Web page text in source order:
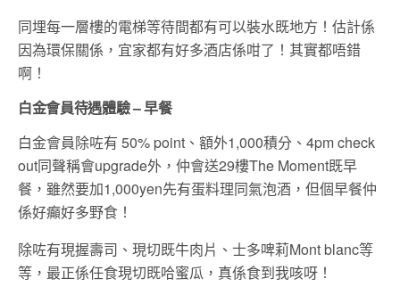
同埋每一層樓的電梯等待間都有可以裝水既地方！估計係
因為環保關係，宜家都有好多酒店係咁了！其實都唔錯
啊！
白金會員待遇體驗 – 早餐
白金會員除咗有 50% point、額外1,000積分、4pm check
out同聲稱會upgrade外，仲會送29樓The Moment既早
餐，雖然要加1,000yen先有蛋料理同氣泡酒，但個早餐仲
係好癲好多野食！
除咗有現握壽司、現切既牛肉片、士多啤莉Mont blanc等
等，最正係任食現切既哈蜜瓜，真係食到我咳呀！